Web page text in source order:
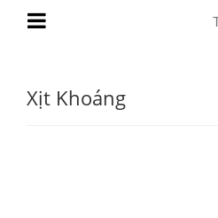
Xịt Khoáng